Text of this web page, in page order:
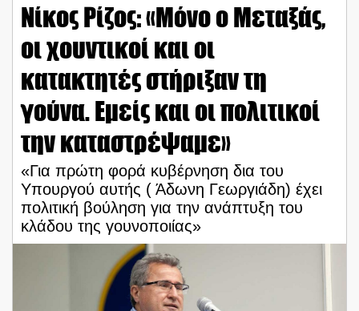
Νίκος Ρίζος: «Μόνο ο Μεταξάς,
οι χουντικοί και οι
κατακτητές στήριξαν τη
γούνα. Εμείς και οι πολιτικοί
την καταστρέψαμε»
«Για πρώτη φορά κυβέρνηση δια του
Υπουργού αυτής ( Άδωνη Γεωργιάδη) έχει
πολιτική βούληση για την ανάπτυξη του
κλάδου της γουνοποιίας»